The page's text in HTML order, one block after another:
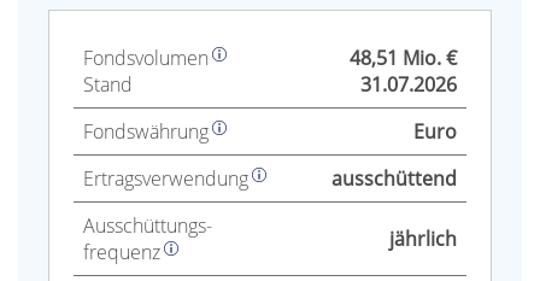
Fonds­volumen
Stand
48,51 Mio. €
31.07.2026
Fonds­währung
Euro
Ertrags­verwendung
ausschüttend
Aus­schüttungs­
frequenz
jährlich